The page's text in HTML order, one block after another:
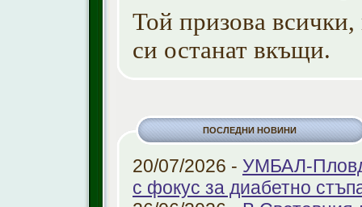
Той призова
си останат вкъщи.
ПОСЛЕДНИ НОВИНИ
20/07/2026 - УМБАЛ-
с фокус за диабетно